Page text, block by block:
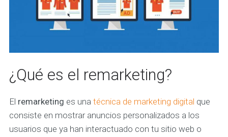
¿Qué es el remarketing?
El remarketing es una técnica de marketing digital que
consiste en mostrar anuncios personalizados a los
usuarios que ya han interactuado con tu sitio web o